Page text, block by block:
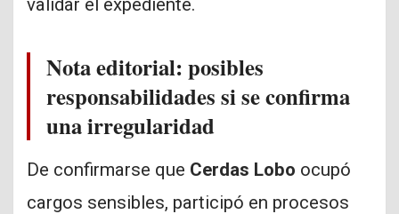
Nota editorial: posibles
responsabilidades si se confirma
una irregularidad
De confirmarse que Cerdas Lobo ocupó
cargos sensibles, participó en procesos